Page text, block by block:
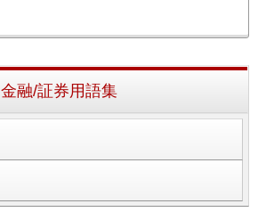
金融/証券用語集